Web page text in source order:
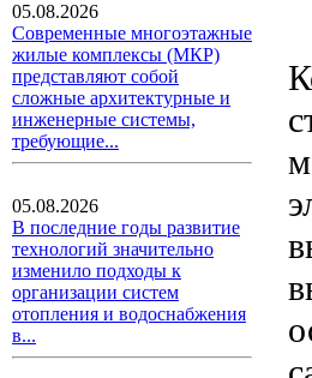
05.08.2026
Современные многоэтажные
жилые комплексы (МКР)
представляют собой
сложные архитектурные и
инженерные системы,
требующие...
05.08.2026
В последние годы развитие
технологий значительно
изменило подходы к
организации систем
отопления и водоснабжения
в...